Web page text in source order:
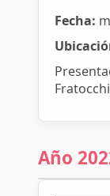
Fecha:
Año